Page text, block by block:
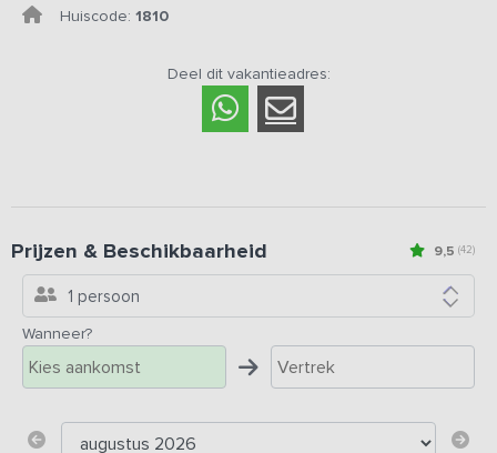
Huiscode: 1810
Deel dit vakantieadres:
9,5 (42)
Prijzen & Beschikbaarheid
1 persoon
Wanneer?